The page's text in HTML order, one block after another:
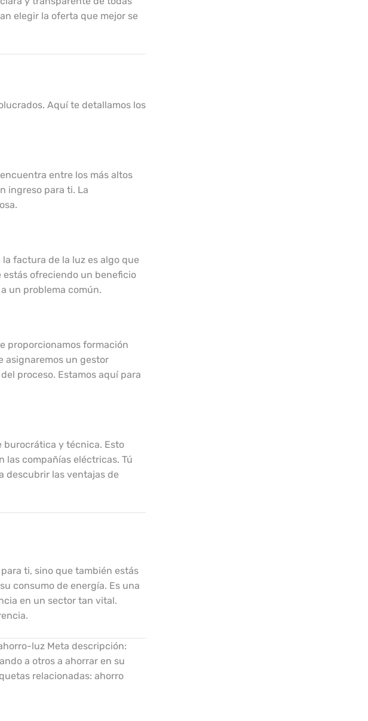
elegir la oferta que mejor se
Aquí te detallamos los
entre los más altos
ingreso para ti. La
factura de la luz es algo que
ofreciendo un beneficio
un problema común.
proporcionamos formación
asignaremos un gestor
proceso. Estamos aquí para
burocrática y técnica. Esto
las compañías eléctricas. Tú
descubrir las ventajas de
ti, sino que también estás
consumo de energía. Es una
en un sector tan vital.
luz Meta descripción:
a otros a ahorrar en su
relacionadas: ahorro